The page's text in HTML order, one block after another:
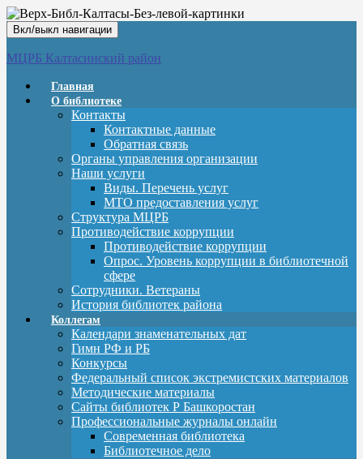
Вкл/выкл навигации
МЦРБ Калтасинский район
Главная
О библиотеке
Контакты
Контактные данные
Обратная связь
Органы управления организации
Наши услуги
Виды. Перечень услуг
МТО предоставления услуг
Структура МЦРБ
Противодействие коррупции
Противодействие коррупции
Опрос. Уровень коррупции в библиотечной
сфере
Сотрудники. Ветераны
История библиотек района
Коллегам
Календари знаменательных дат
Гимн РФ и РБ
Конкурсы
Федеральный список экстремистских материалов
Методические материалы
Сайты библиотек Р Башкоростан
Профессиональные журналы онлайн
Современная библиотека
Библиотечное дело